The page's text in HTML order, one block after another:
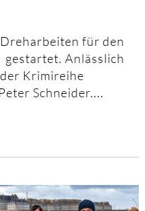
für den
Anlässlich
Krimireihe
Schneider....